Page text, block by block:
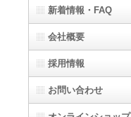
新着情報・FAQ
会社概要
採用情報
お問い合わせ